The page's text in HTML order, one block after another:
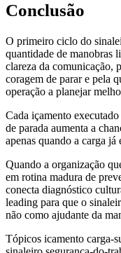
Conclusão
O primeiro ciclo do
quantidade de manobras
clareza da comunicação,
coragem de parar e pela
operação a planejar
Cada içamento
de parada aumenta a
apenas quando a carga
Quando a organização
em rotina madura de
conecta diagnóstico
leading para que o
não como ajudante da
Tópicos icamento carga-